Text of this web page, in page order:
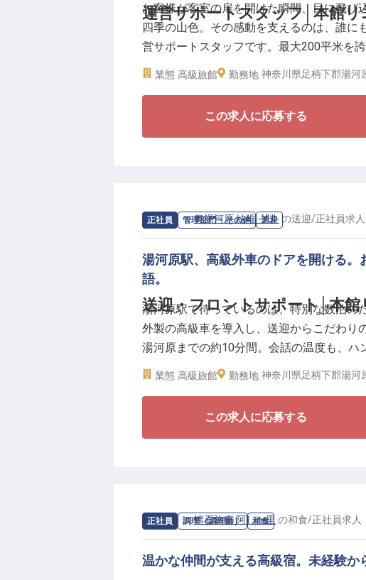
・中抜け勤務なし・夜勤なしの2シフト制
・賄いあり（1食200円）
・寮補助あり（月上限30,000円）
運営サポートスタッフ│本館
お客様が客室の扉を開けた瞬間、目に飛び
四季の山色。その感動を支えるのは、誰に
営サポートスタッフです。最大200平米を
リーの輪郭を形作る大切な役割を募集します
整理整頓された空間を求めているお客様は
ます。逆に言えば、何も言われなかった日
【奥湯河原の自然と共鳴する、"裏側のスタ
ここでの仕事は、単なる準備作業ではあり
き方から、滝の瀬を望むテラスのセッティ
来、伊豆箱根エリアで高級離れの概念を築
きます。ここで手にする丁寧な暮らしの延
しく変えていくはずです。
【働く環境のポイント】
・時給1,225円〜1,300円
・残業基本なし／中抜け勤務なし
業態 高級旅館 勤務地 神奈川県足柄下郡湯河
この求人に応募する
正社員 管理部門・その他 送迎
送迎・フロントサポート│本
求人情報：奥湯河原 結唯 -YUI- の送迎/正社員求人
湯河原駅、高級外車のドアを開ける
語。
湯河原駅で待っているのは、特別な数泊の
外製の高級車を導入し、送迎からこだわり
湯河原までの約10分間。会話の温度も、ハ
も、すべてが「ここからの時間は特別だ」
チェックインの前に、お客様は既にあなた
会話が、滞在中ずっと心に残った」――そ
【海も山も日帰り圏。月8〜9日休みで、湯
湯河原は車で15分圏内に熱海・小田原・
があるからこそ、近郊への小旅行も気軽に
業態 高級旅館 勤務地 神奈川県足柄下郡湯河
この求人に応募する
正社員 調理（調理師） 和食
求人情報：懐石旅庵 阿しか里 の和食/正社員求人
温かな仲間が支える高級宿。未経験か